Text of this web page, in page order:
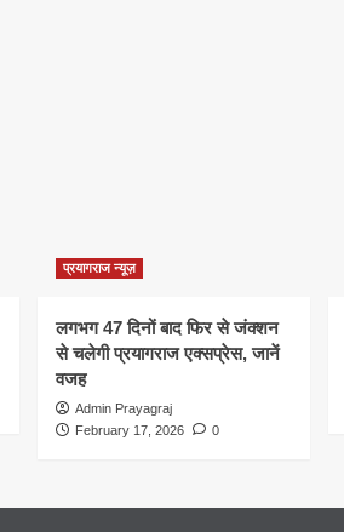
प्रयागराज न्यूज़
लगभग 47 दिनों बाद फिर से जंक्शन
से चलेगी प्रयागराज एक्सप्रेस, जानें
वजह
Admin Prayagraj
February 17, 2026
0